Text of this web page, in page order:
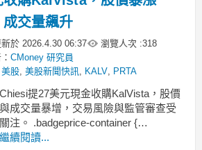
成交量飆升
於 2026.4.30 06:37 瀏覽人次 :318
CMoney 研究員
美股, 美股新聞快訊, KALV, PRTA
Chiesi提27美元現金收購KalVista，股價
與成交量暴增，交易風險與監管審查受
關注。 .badgeprice-container {
display: flex !important;
繼續閱讀...